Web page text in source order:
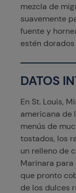
mezcla de
suavemente
fuente y
estén
DATOS
En St. Louis,
americana de
menús de
tostados, los
un relleno de
Marinara para
que pronto
de los dulces